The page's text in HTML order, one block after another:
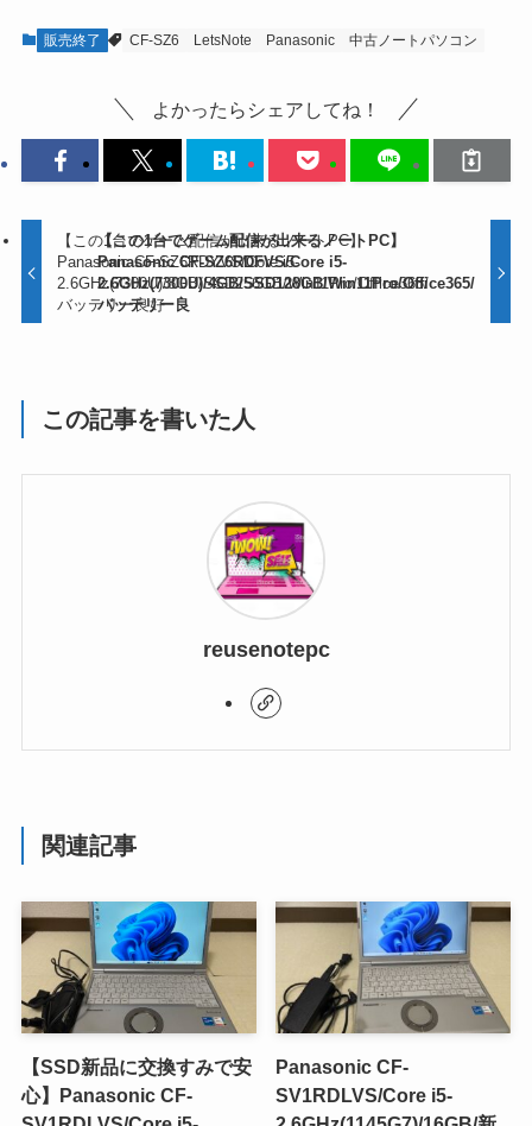
販売終了 CF-SZ6 LetsNote Panasonic 中古ノートパソコン
よかったらシェアしてね！
【この1台でゲーム配信が出来るノートPC】
Panasonic CF-SZ6RDYVS/Core i5-
2.6GHz(7300U)/8GB/SSD256GB/Win11Pro/Office365/
バッテリー良好
【この1台でゲーム配信が出来るノートPC】
Panasonic CF-SZ6RDFVS/Core i5-
2.6GHz(7300U)/4GB/SSD128GB/Win11Pro/Office365/
バッテリー良
この記事を書いた人
reusenotepc
関連記事
【SSD新品に交換すみで安
心】Panasonic CF-
Panasonic CF-
SV1RDLVS/Core i5-